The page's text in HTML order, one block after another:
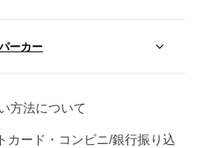
ーカー
方法について
カード・コンビニ/銀行振り込